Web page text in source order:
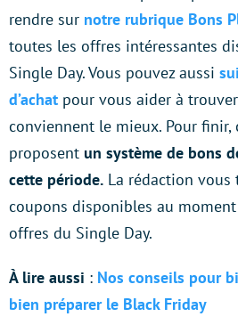
rendre sur notre rubrique Bons
toutes les offres intéressantes
Single Day. Vous pouvez aussi
d’achat pour vous aider à
conviennent le mieux. Pour finir,
proposent un système de bons
cette période. La rédaction
coupons disponibles au
offres du Single Day.
À lire aussi : Nos conseils pour
bien préparer le Black Friday